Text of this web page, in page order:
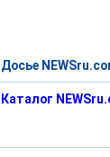
Досье
Каталог